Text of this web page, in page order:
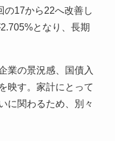
の17から22へ改善し
となり、長期
業の景況感、国債入
映す。家計にとって
に関わるため、別々